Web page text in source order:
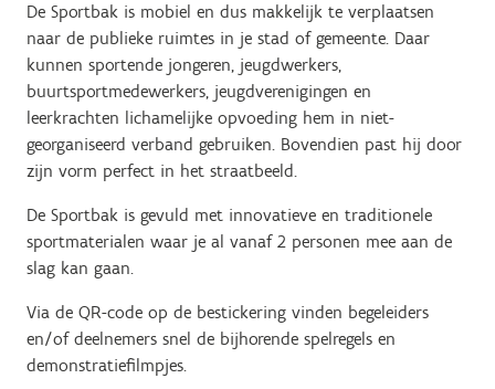
De Sportbak is mobiel en dus makkelijk te verplaatsen
naar de publieke ruimtes in je stad of gemeente. Daar
kunnen sportende jongeren, jeugdwerkers,
buurtsportmedewerkers, jeugdverenigingen en
leerkrachten lichamelijke opvoeding hem in niet-
georganiseerd verband gebruiken. Bovendien past hij door
zijn vorm perfect in het straatbeeld.
De Sportbak is gevuld met innovatieve en traditionele
sportmaterialen waar je al vanaf 2 personen mee aan de
slag kan gaan.
Via de QR-code op de bestickering vinden begeleiders
en/of deelnemers snel de bijhorende spelregels en
demonstratiefilmpjes.